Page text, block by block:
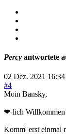
Percy antwortete
02 Dez. 2021 16:34
#4
Moin Bansky,
❤-lich Willkommen
Komm' erst einmal